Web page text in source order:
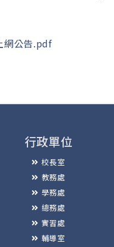
網公告.pdf
行政單位
校長室
教務處
學務處
總務處
實習處
輔導室